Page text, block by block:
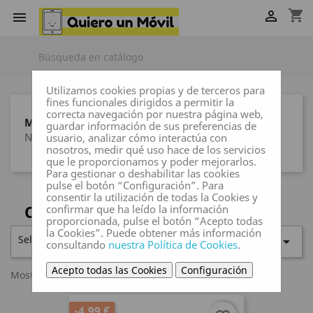
 shopping_cart

MARCAS
Ninguna marca
CARGADORES PARA COCHE
Seleccionar 
Mostrando 1-2 de 2 artículo(s)
Utilizamos cookies propias y de terceros para
fines funcionales dirigidos a permitir la
correcta navegación por nuestra página web,
guardar información de sus preferencias de
usuario, analizar cómo interactúa con
nosotros, medir qué uso hace de los servicios
que le proporcionamos y poder mejorarlos.
Para gestionar o deshabilitar las cookies
pulse el botón “Configuración”. Para
consentir la utilización de todas la Cookies y
confirmar que ha leído la información
proporcionada, pulse el botón “Acepto todas
la Cookies”. Puede obtener más información
consultando nuestra Política de Cookies.
Acepto todas las Cookies Configuración